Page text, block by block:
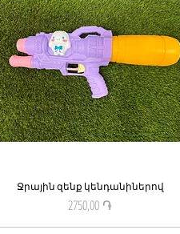
Quick View
Ջրային զենք կենդանիներով
Price
2750,00 ֏